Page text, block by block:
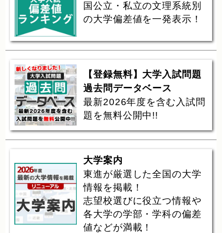
国公立・私立の文理系統別
の大学偏差値を一発表示！
【登録無料】大学入試問題
過去問データベース
最新2026年度を含む入試問
題を無料公開中!!
大学案内
東進が厳選した全国の大学
情報を掲載！
志望校選びに役立つ情報や
各大学の学部・学科の偏差
値などが満載！